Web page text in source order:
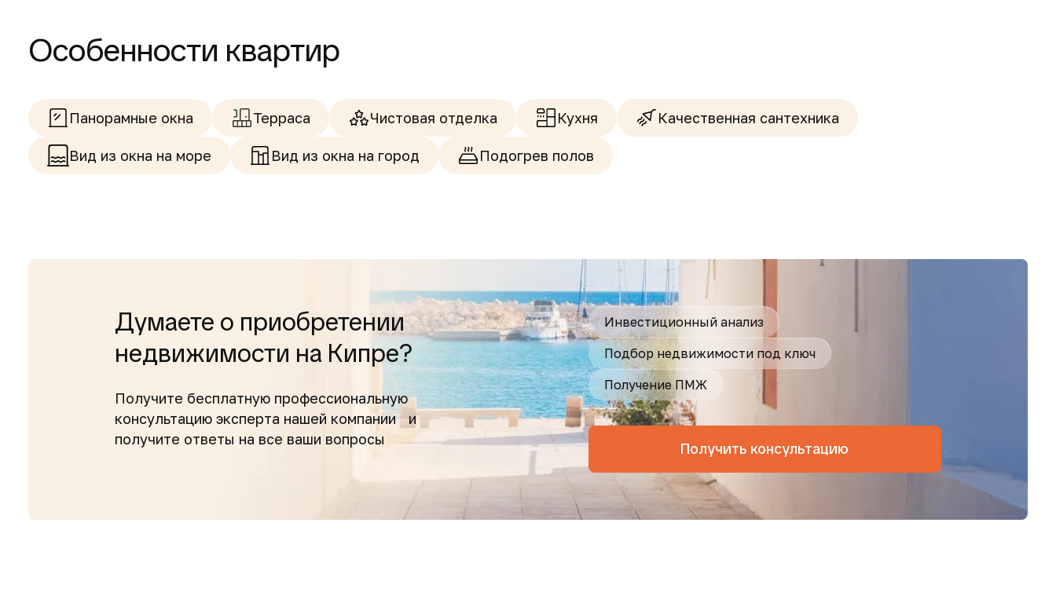
Особенности квартир
Панорамные окна Терраса Чистовая отделка Кухня Качественная сантехника
Вид из окна на море Вид из окна на город Подогрев полов
Думаете о приобретении
недвижимости на Кипре?
Получите бесплатную профессиональную
консультацию эксперта нашей компании и
получите ответы на все ваши вопросы
Инвестиционный анализ
Подбор недвижимости под ключ
Получение ПМЖ
Получить консультацию